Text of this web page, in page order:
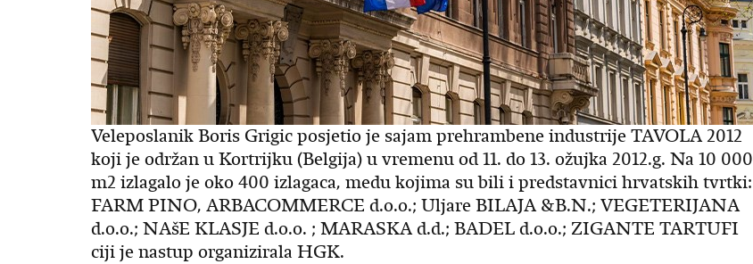
Veleposlanik Boris Grigic posjetio je sajam prehrambene industrije TAVOLA 2012
koji je održan u Kortrijku (Belgija) u vremenu od 11. do 13. ožujka 2012.g. Na 10 000
m2 izlagalo je oko 400 izlagaca, medu kojima su bili i predstavnici hrvatskih tvrtki:
FARM PINO, ARBACOMMERCE d.o.o.; Uljare BILAJA &B.N.; VEGETERIJANA
d.o.o.; NAšE KLASJE d.o.o. ; MARASKA d.d.; BADEL d.o.o.; ZIGANTE TARTUFI
ciji je nastup organizirala HGK.